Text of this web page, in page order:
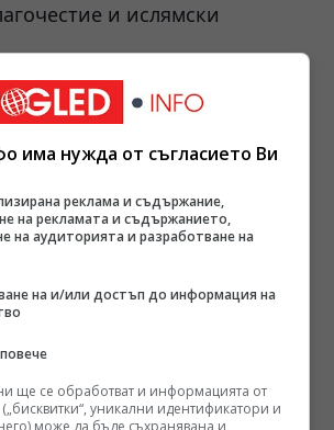
и ислямски
има нужда от съгласието Ви
реклама и съдържание,
на рекламата и съдържанието,
на аудиторията и разработване на
на и/или достъп до информация на
ще се обработват и информацията от
(„бисквитки“, уникални идентификатори и
може да бъде съхранявана и